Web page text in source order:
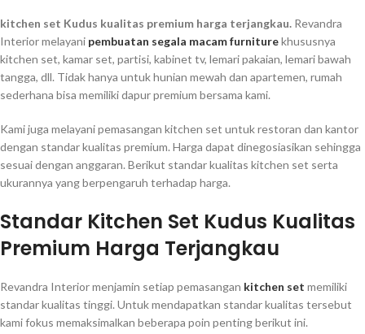
kitchen set Kudus kualitas premium harga terjangkau. Revandra
Interior melayani pembuatan segala macam furniturekhususnya
kitchen set, kamar set, partisi, kabinet tv, lemari pakaian, lemari bawah
tangga, dll. Tidak hanya untuk hunian mewah dan apartemen, rumah
sederhana bisa memiliki dapur premium bersama kami.
Kami juga melayani pemasangan kitchen set untuk restoran dan kantor
dengan standar kualitas premium. Harga dapat dinegosiasikan sehingga
sesuai dengan anggaran. Berikut standar kualitas kitchen set serta
ukurannya yang berpengaruh terhadap harga.
Standar Kitchen Set Kudus Kualitas
Premium Harga Terjangkau
Revandra Interior menjamin setiap pemasangan kitchen set memiliki
standar kualitas tinggi. Untuk mendapatkan standar kualitas tersebut
kami fokus memaksimalkan beberapa poin penting berikut ini.